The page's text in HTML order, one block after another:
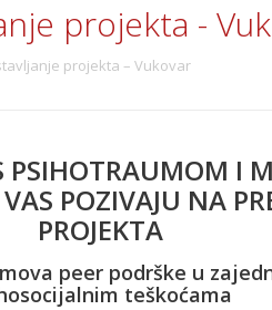
projekta -
projekta – Vukovar
PSIHOTRAUMOM I
POZIVAJU NA
PROJEKTA
peer podrške u
teškoćama